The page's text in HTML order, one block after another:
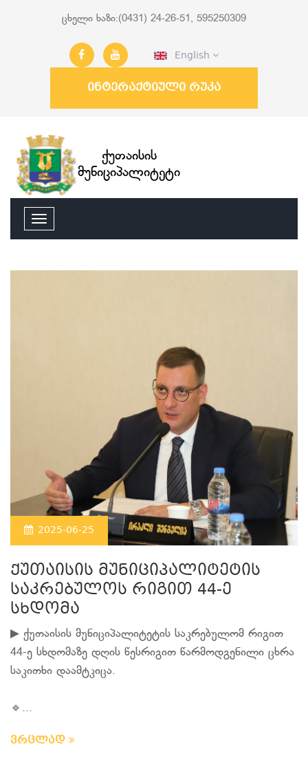
ცხელი ხაზი:(0431) 24-26-51, 595250309
English
ინტერაქტიული რუკა
ქუთაისის
მუნიციპალიტეტი
2025-06-25
ქუთაისის მუნიციპალიტეტის
საკრებულოს რიგით 44-ე
სხდომა
▶ ქუთაისის მუნიციპალიტეტის საკრებულომ რიგით
44-ე სხდომაზე დღის წესრიგით წარმოდგენილი ცხრა
საკითხი დაამტკიცა.
🔹...
ვრცლად